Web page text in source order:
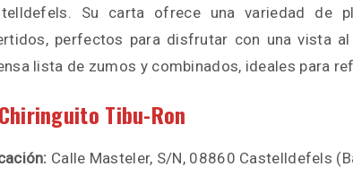
Su carta ofrece una variedad de
perfectos para disfrutar con una vista al
lista de zumos y combinados, ideales para
Tibu-Ron
Calle Masteler, S/N, 08860 Castelldefels